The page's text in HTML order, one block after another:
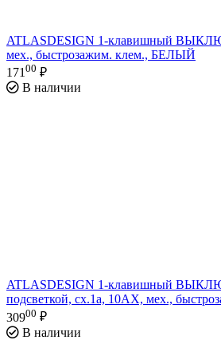
ATLASDESIGN 1-клавишный
мех., быстрозажим. клем., БЕЛЫЙ
171 00 ₽
В наличии
ATLASDESIGN 1-клавишный
подсветкой, сх.1а, 10АХ, мех.,
30900 ₽
В наличии